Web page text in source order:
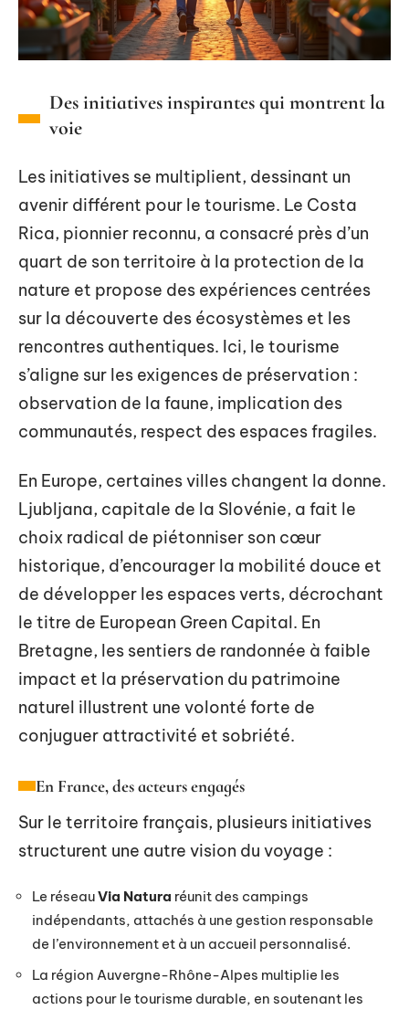
Des initiatives inspirantes qui montrent la
voie
Les initiatives se multiplient, dessinant un
avenir différent pour le tourisme. Le Costa
Rica, pionnier reconnu, a consacré près d’un
quart de son territoire à la protection de la
nature et propose des expériences centrées
sur la découverte des écosystèmes et les
rencontres authentiques. Ici, le tourisme
s’aligne sur les exigences de préservation :
observation de la faune, implication des
communautés, respect des espaces fragiles.
En Europe, certaines villes changent la donne.
Ljubljana, capitale de la Slovénie, a fait le
choix radical de piétonniser son cœur
historique, d’encourager la mobilité douce et
de développer les espaces verts, décrochant
le titre de European Green Capital. En
Bretagne, les sentiers de randonnée à faible
impact et la préservation du patrimoine
naturel illustrent une volonté forte de
conjuguer attractivité et sobriété.
En France, des acteurs engagés
Sur le territoire français, plusieurs initiatives
structurent une autre vision du voyage :
Le réseauVia Natura réunit des campings
indépendants, attachés à une gestion responsable
de l’environnement et à un accueil personnalisé.
La région Auvergne-Rhône-Alpes multiplie les
actions pour le tourisme durable, en soutenant les